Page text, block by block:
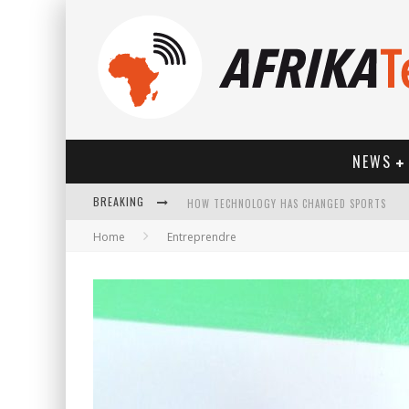
NEWS
BREAKING HOW TECHNOLOGY HAS CHANGED SPORTS
Home Entreprendre